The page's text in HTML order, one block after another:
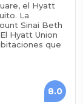
el Hyatt
La
Sinai Beth
Hyatt Union
que
8.0